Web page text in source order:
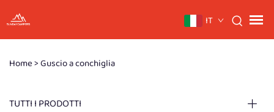
IT
Home >Guscio a conchiglia
TUTTI I PRODOTTI